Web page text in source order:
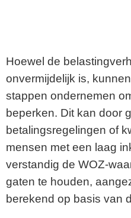
Hoewel de
onvermijdelijk is,
stappen ondernemen
beperken. Dit kan door
betalingsregelingen of
mensen met een laag
verstandig de WOZ-
gaten te houden,
berekend op basis van